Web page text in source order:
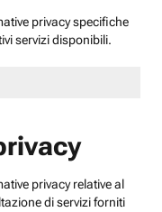
privacy specifiche
servizi disponibili.
privacy relative al
di servizi forniti